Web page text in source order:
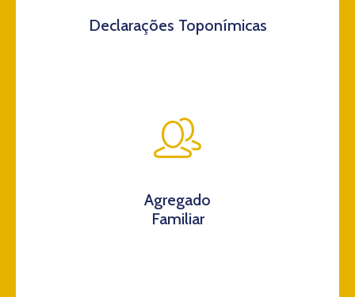
Declarações Toponímicas
Agregado
Familiar